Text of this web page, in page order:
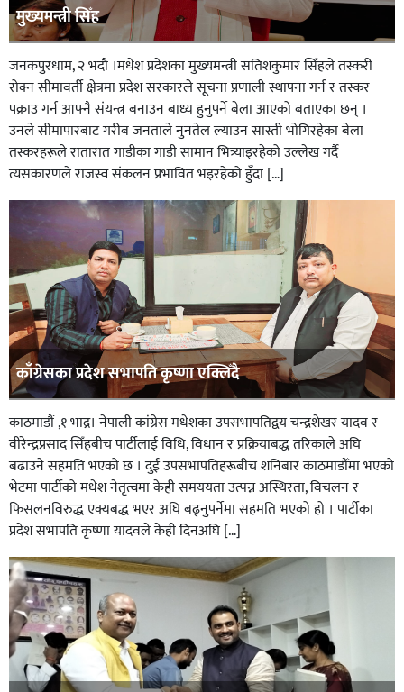
मुख्यमन्त्री सिँह
जनकपुरधाम, २ भदौ ।मधेश प्रदेशका मुख्यमन्त्री सतिशकुमार सिँहले तस्करी
रोक्न सीमावर्ती क्षेत्रमा प्रदेश सरकारले सूचना प्रणाली स्थापना गर्न र तस्कर
पक्राउ गर्न आफ्नै संयन्त्र बनाउन बाध्य हुनुपर्ने बेला आएको बताएका छन् ।
उनले सीमापारबाट गरीब जनताले नुनतेल ल्याउन सास्ती भोगिरहेका बेला
तस्करहरूले रातारात गाडीका गाडी सामान भित्र्याइरहेको उल्लेख गर्दै
त्यसकारणले राजस्व संकलन प्रभावित भइरहेको हुँदा […]
काँग्रेसका प्रदेश सभापति कृष्णा एक्लिँदै
काठमाडौं ,१ भाद्र। नेपाली कांग्रेस मधेशका उपसभापतिद्वय चन्द्रशेखर यादव र
वीरेन्द्रप्रसाद सिँहबीच पार्टीलाई विधि, विधान र प्रक्रियाबद्ध तरिकाले अघि
बढाउने सहमति भएको छ । दुई उपसभापतिहरूबीच शनिबार काठमाडौँमा भएको
भेटमा पार्टीको मधेश नेतृत्वमा केही समययता उत्पन्न अस्थिरता, विचलन र
फिसलनविरुद्ध एक्यबद्ध भएर अघि बढ्नुपर्नेमा सहमति भएको हो । पार्टीका
प्रदेश सभापति कृष्णा यादवले केही दिनअघि […]